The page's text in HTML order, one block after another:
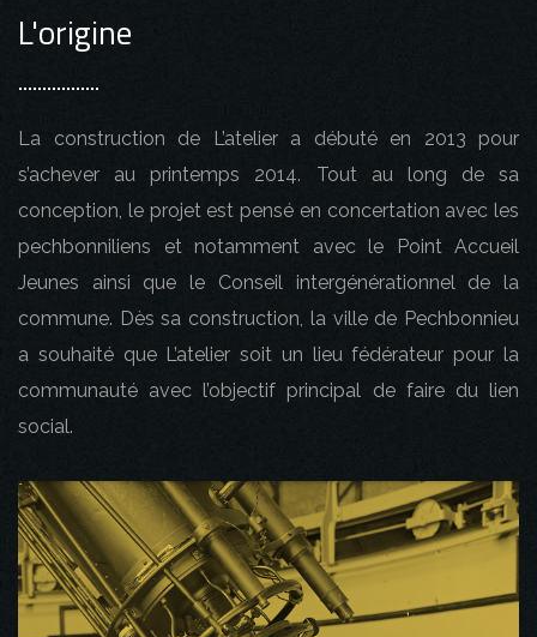
L'origine
La construction de L’atelier a débuté en 2013 pour
s’achever au printemps 2014. Tout au long de sa
conception, le projet est pensé en concertation avec les
pechbonniliens et notamment avec le Point Accueil
Jeunes ainsi que le Conseil intergénérationnel de la
commune. Dès sa construction, la ville de Pechbonnieu
a souhaité que L’atelier soit un lieu fédérateur pour la
communauté avec l’objectif principal de faire du lien
social.